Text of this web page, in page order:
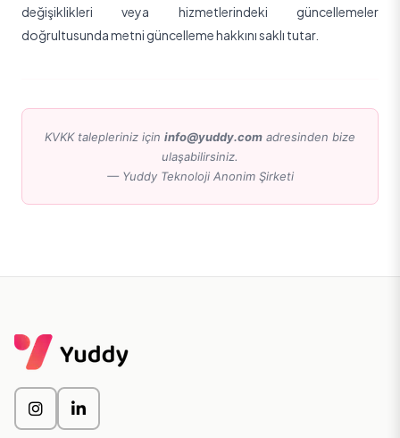
değişiklikleri veya hizmetlerindeki güncellemeler
doğrultusunda metni güncelleme hakkını saklı tutar.
KVKK talepleriniz için info@yuddy.com adresinden bize
ulaşabilirsiniz.
— Yuddy Teknoloji Anonim Şirketi